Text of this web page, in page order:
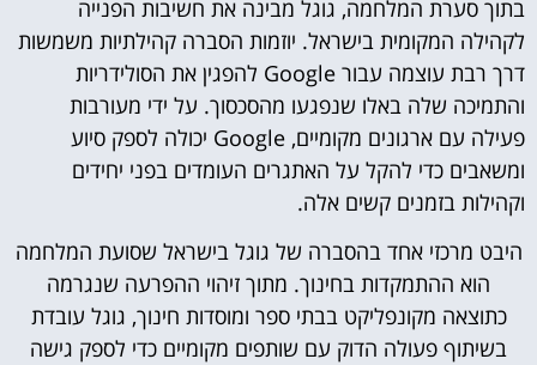
בתוך סערת המלחמה, גוגל מבינה את חשיבות הפנייה
לקהילה המקומית בישראל. יוזמות הסברה קהילתיות משמשות
דרך רבת עוצמה עבור Google להפגין את הסולידריות
והתמיכה שלה באלו שנפגעו מהסכסוך. על ידי מעורבות
פעילה עם ארגונים מקומיים, Google יכולה לספק סיוע
ומשאבים כדי להקל על האתגרים העומדים בפני יחידים
וקהילות בזמנים קשים אלה.
היבט מרכזי אחד בהסברה של גוגל בישראל שסועת המלחמה
הוא ההתמקדות בחינוך. מתוך זיהוי ההפרעה שנגרמה
כתוצאה מקונפליקט בבתי ספר ומוסדות חינוך, גוגל עובדת
בשיתוף פעולה הדוק עם שותפים מקומיים כדי לספק גישה